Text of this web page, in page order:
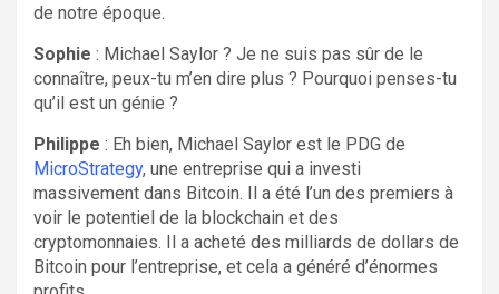
de notre époque.
Sophie : Michael Saylor ? Je ne suis pas sûr de le
connaître, peux-tu m’en dire plus ? Pourquoi penses-tu
qu’il est un génie ?
Philippe : Eh bien, Michael Saylor est le PDG de
MicroStrategy, une entreprise qui a investi
massivement dans Bitcoin. Il a été l’un des premiers à
voir le potentiel de la blockchain et des
cryptomonnaies. Il a acheté des milliards de dollars de
Bitcoin pour l’entreprise, et cela a généré d’énormes